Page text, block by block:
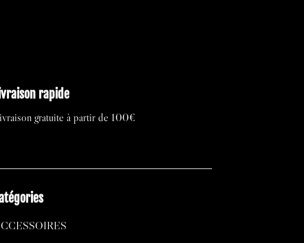
rapide
gratuite à partir de 100€